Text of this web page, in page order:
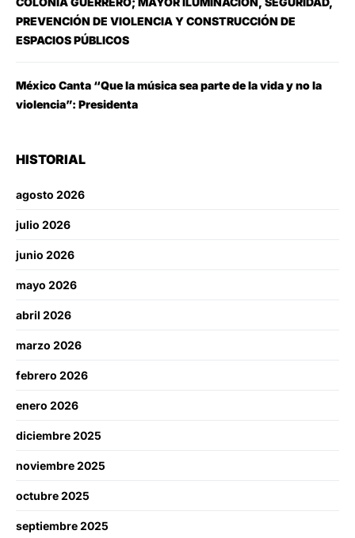
PREVENCIÓN DE VIOLENCIA Y CONSTRUCCIÓN DE
ESPACIOS PÚBLICOS
México Canta “Que la música sea parte de la vida y no la
violencia”: Presidenta
HISTORIAL
agosto 2026
julio 2026
junio 2026
mayo 2026
abril 2026
marzo 2026
febrero 2026
enero 2026
diciembre 2025
noviembre 2025
octubre 2025
septiembre 2025